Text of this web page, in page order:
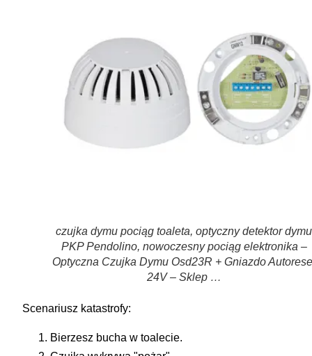
czujka dymu pociąg toaleta, optyczny detektor dymu
PKP Pendolino, nowoczesny pociąg elektronika –
Optyczna Czujka Dymu Osd23R + Gniazdo
24V – Sklep …
Scenariusz katastrofy:
Bierzesz bucha w toalecie.